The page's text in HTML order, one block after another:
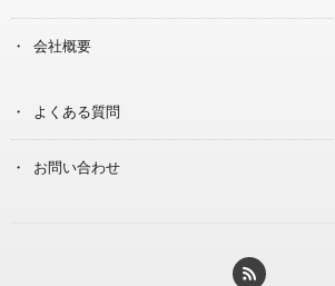
会社概要
よくある質問
お問い合わせ